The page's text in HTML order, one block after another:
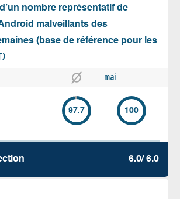
nombre représentatif de
malveillants des
(base de référence pour les
mai
97.7 100
6.0/ 6.0